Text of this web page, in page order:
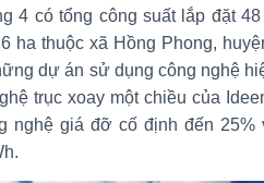
4 có tổng công suất lắp đặt 48
ha thuộc xã Hồng Phong,
dự án sử dụng công nghệ
trục xoay một chiều của
nghệ giá đỡ cố định đến 25%